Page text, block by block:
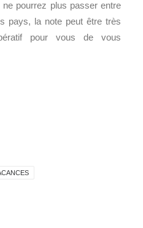
ne pourrez plus passer entre
pays, la note peut être très
pour vous de vous